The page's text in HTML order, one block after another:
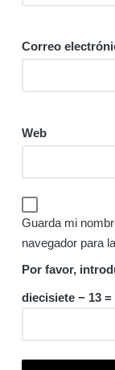
Correo
Web
Guarda mi
navegador para
Por favor,
diecisiete − 13 =